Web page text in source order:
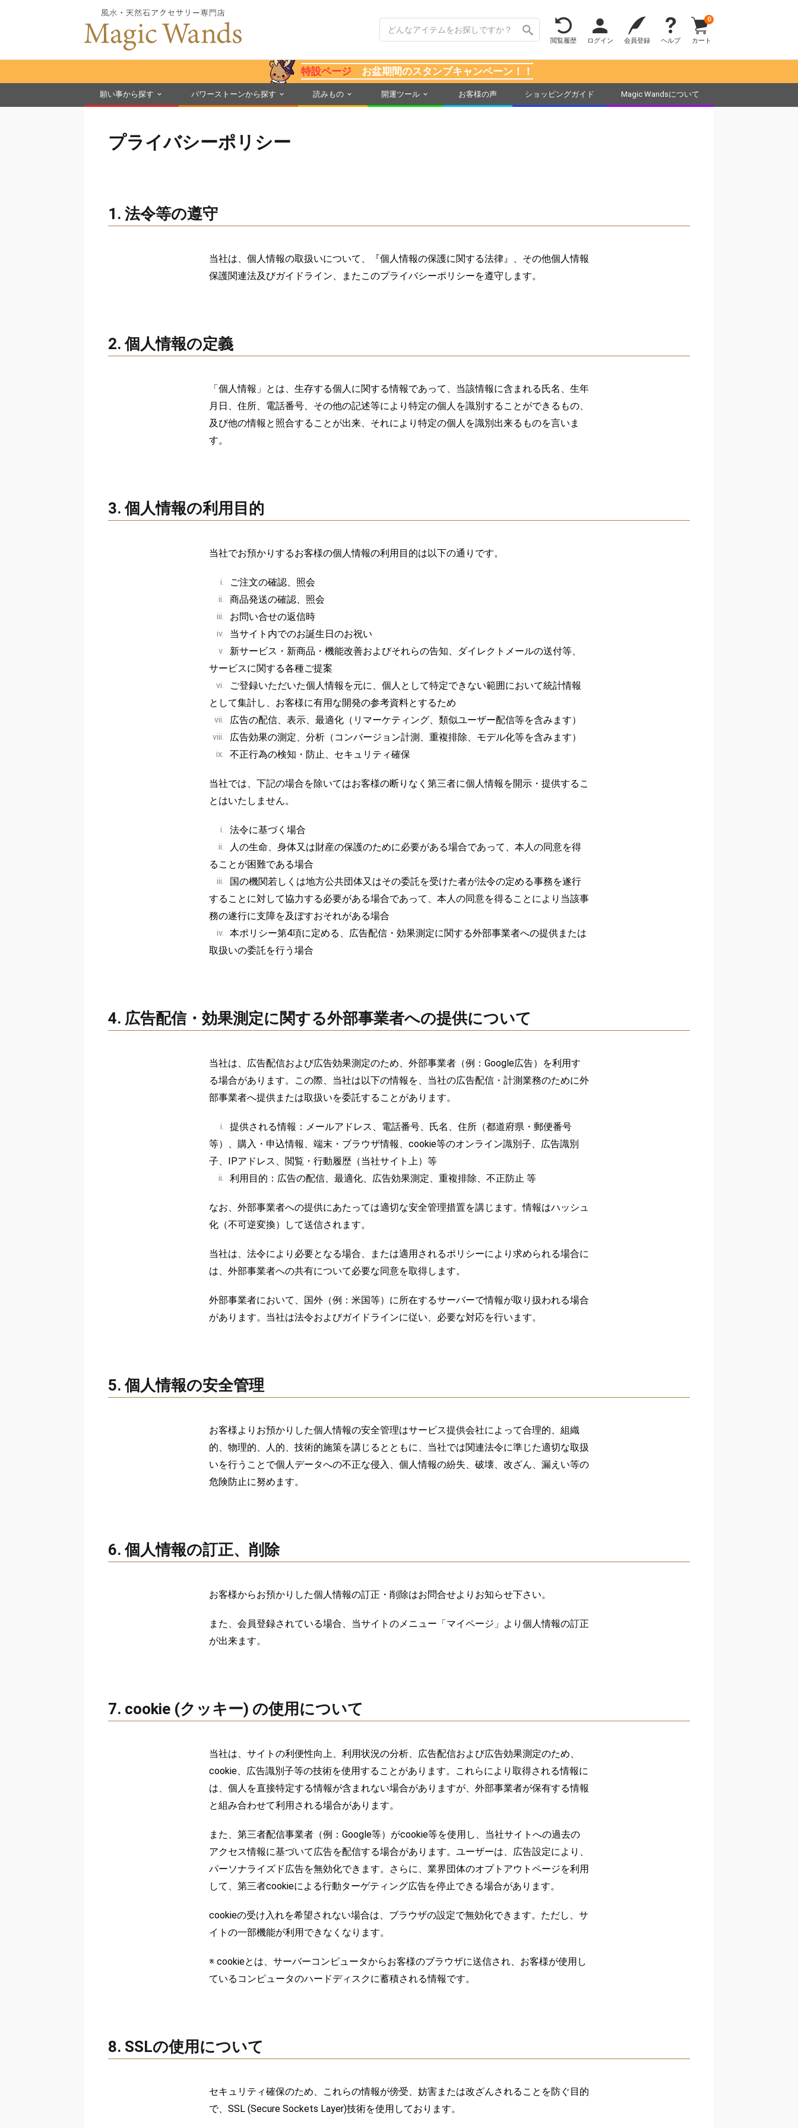
閲覧履歴 ログイン 会員登録 ヘルプ カート
0
特設ページ お盆期間のスタンプキャンペーン！！
願い事から探す パワーストーンから探す 読みもの 開運ツール お客様の声 ショッピングガイド Magic Wandsについて
プライバシーポリシー
1. 法令等の遵守
当社は、個人情報の取扱いについて、『個人情報の保護に関する法律』、その他個人情報
保護関連法及びガイドライン、またこのプライバシーポリシーを遵守します。
2. 個人情報の定義
「個人情報」とは、生存する個人に関する情報であって、当該情報に含まれる氏名、生年
月日、住所、電話番号、その他の記述等により特定の個人を識別することができるもの、
及び他の情報と照合することが出来、それにより特定の個人を識別出来るものを言いま
す。
3. 個人情報の利用目的
当社でお預かりするお客様の個人情報の利用目的は以下の通りです。
i. ご注文の確認、照会
ii. 商品発送の確認、照会
iii. お問い合せの返信時
iv. 当サイト内でのお誕生日のお祝い
v.
新サービス・新商品・機能改善およびそれらの告知、ダイレクトメールの送付等、
サービスに関する各種ご提案
vi.
ご登録いただいた個人情報を元に、個人として特定できない範囲において統計情報
として集計し、お客様に有用な開発の参考資料とするため
vii. 広告の配信、表示、最適化（リマーケティング、類似ユーザー配信等を含みます）
viii. 広告効果の測定、分析（コンバージョン計測、重複排除、モデル化等を含みます）
ix. 不正行為の検知・防止、セキュリティ確保
当社では、下記の場合を除いてはお客様の断りなく第三者に個人情報を開示・提供するこ
とはいたしません。
i. 法令に基づく場合
ii.
人の生命、身体又は財産の保護のために必要がある場合であって、本人の同意を得
ることが困難である場合
iii.
国の機関若しくは地方公共団体又はその委託を受けた者が法令の定める事務を遂行
することに対して協力する必要がある場合であって、本人の同意を得ることにより当該事
務の遂行に支障を及ぼすおそれがある場合
iv.
本ポリシー第4項に定める、広告配信・効果測定に関する外部事業者への提供または
取扱いの委託を行う場合
4. 広告配信・効果測定に関する外部事業者への提供について
当社は、広告配信および広告効果測定のため、外部事業者（例：Google広告）を利用す
る場合があります。この際、当社は以下の情報を、当社の広告配信・計測業務のために外
部事業者へ提供または取扱いを委託することがあります。
i.
提供される情報：メールアドレス、電話番号、氏名、住所（都道府県・郵便番号
等）、購入・申込情報、端末・ブラウザ情報、cookie等のオンライン識別子、広告識別
子、IPアドレス、閲覧・行動履歴（当社サイト上）等
ii. 利用目的：広告の配信、最適化、広告効果測定、重複排除、不正防止 等
なお、外部事業者への提供にあたっては適切な安全管理措置を講じます。情報はハッシュ
化（不可逆変換）して送信されます。
当社は、法令により必要となる場合、または適用されるポリシーにより求められる場合に
は、外部事業者への共有について必要な同意を取得します。
外部事業者において、国外（例：米国等）に所在するサーバーで情報が取り扱われる場合
があります。当社は法令およびガイドラインに従い、必要な対応を行います。
5. 個人情報の安全管理
お客様よりお預かりした個人情報の安全管理はサービス提供会社によって合理的、組織
的、物理的、人的、技術的施策を講じるとともに、当社では関連法令に準じた適切な取扱
いを行うことで個人データへの不正な侵入、個人情報の紛失、破壊、改ざん、漏えい等の
危険防止に努めます。
6. 個人情報の訂正、削除
お客様からお預かりした個人情報の訂正・削除はお問合せよりお知らせ下さい。
また、会員登録されている場合、当サイトのメニュー「マイページ 」より個人情報の訂正
が出来ます。
7. cookie (クッキー) の使用について
当社は、サイトの利便性向上、利用状況の分析、広告配信および広告効果測定のため、
cookie、広告識別子等の技術を使用することがあります。これらにより取得される情報に
は、個人を直接特定する情報が含まれない場合がありますが、外部事業者が保有する情報
と組み合わせて利用される場合があります。
また、第三者配信事業者（例：Google等）がcookie等を使用し、当社サイトへの過去の
アクセス情報に基づいて広告を配信する場合があります。ユーザーは、広告設定により、
パーソナライズド広告を無効化できます。さらに、業界団体のオプトアウトページを利用
して、第三者cookieによる行動ターゲティング広告を停止できる場合があります。
cookieの受け入れを希望されない場合は、ブラウザの設定で無効化できます。ただし、サ
イトの一部機能が利用できなくなります。
※ cookieとは、サーバーコンピュータからお客様のブラウザに送信され、お客様が使用し
ているコンピュータのハードディスクに蓄積される情報です。
8. SSLの使用について
セキュリティ確保のため、これらの情報が傍受、妨害または改ざんされることを防ぐ目的
で、SSL (Secure Sockets Layer)技術を使用しております。